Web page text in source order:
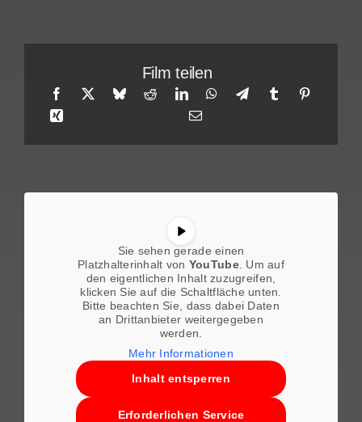
Film teilen
Sie sehen gerade einen
Platzhalterinhalt von YouTube. Um auf
den eigentlichen Inhalt zuzugreifen,
klicken Sie auf die Schaltfläche unten.
Bitte beachten Sie, dass dabei Daten
an Drittanbieter weitergegeben
werden.
Mehr Informationen
Inhalt entsperren
Erforderlichen Service